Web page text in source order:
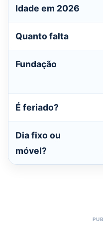
Idade em 2026
Quanto falta
Fundação
É feriado?
Dia fixo ou
móvel?